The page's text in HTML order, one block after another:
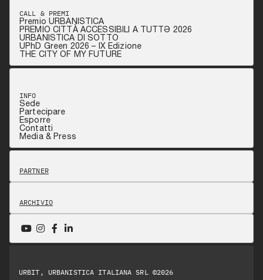
CALL & PREMI
Premio URBANISTICA
PREMIO CITTÀ ACCESSIBILI A TUTTƏ 2026
URBANISTICA DI SOTTO
UPhD Green 2026 – IX Edizione
THE CITY OF MY FUTURE
INFO
Sede
Partecipare
Esporre
Contatti
Media & Press
PARTNER
ARCHIVIO
URBIT, URBANISTICA ITALIANA SRL ©2026